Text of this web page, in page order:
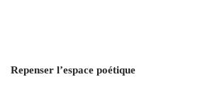
Repenser l’espace poétique